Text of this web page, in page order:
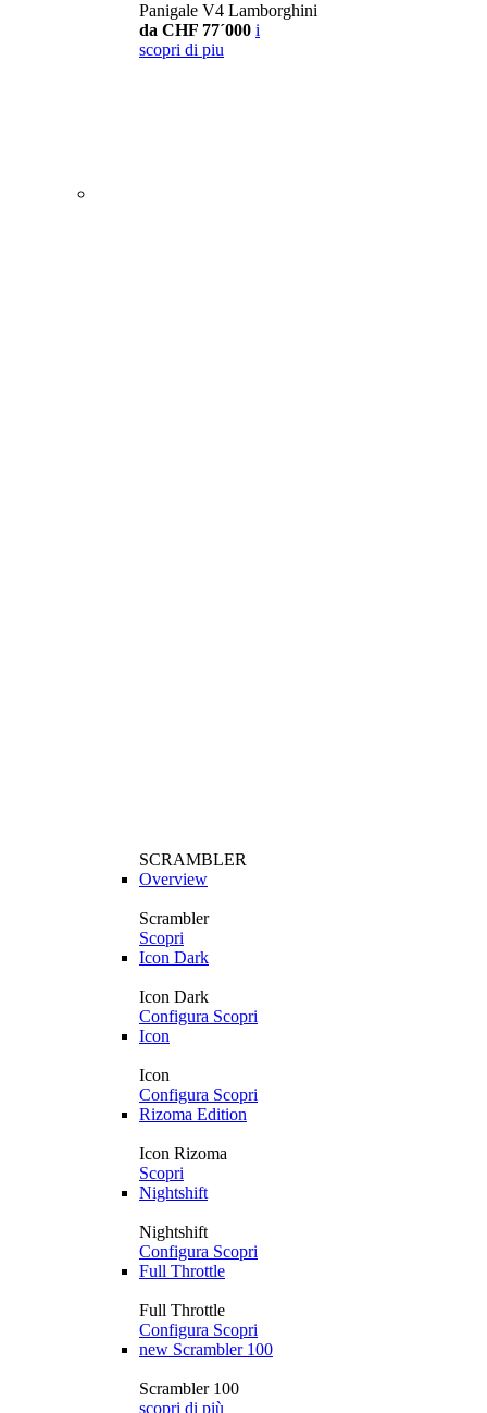
Panigale V4 Lamborghini
da CHF 77´000 i
scopri di piu
SCRAMBLER
Overview
Scrambler
Scopri
Icon Dark
Icon Dark
Configura Scopri
Icon
Icon
Configura Scopri
Rizoma Edition
Icon Rizoma
Scopri
Nightshift
Nightshift
Configura Scopri
Full Throttle
Full Throttle
Configura Scopri
new Scrambler 100
Scrambler 100
scopri di più